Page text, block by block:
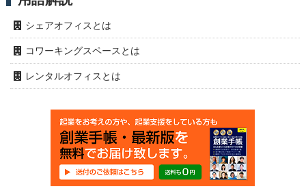
シェアオフィスとは
コワーキングスペースとは
レンタルオフィスとは